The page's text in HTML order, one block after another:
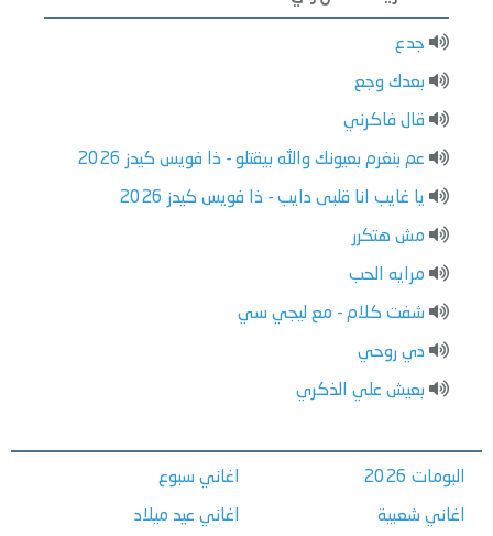
جدع
بعدك وجع
قال فاكرني
عم بنغرم بعيونك والله بيقتلو - ذا فويس كيدز 2026
يا غايب انا قلبى دايب - ذا فويس كيدز 2026
مش هتكرر
مرايه الحب
شفت كلام - مع ليجي سي
دي روحي
بعيش علي الذكري
البومات 2026
اغاني شعبية
اغاني سبوع
اغاني عيد ميلاد